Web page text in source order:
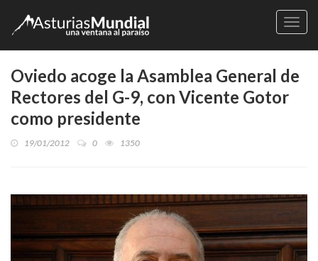
Oviedo acoge la Asamblea General de
Rectores del G-9, con Vicente Gotor
como presidente
19/01/2012 0 1350